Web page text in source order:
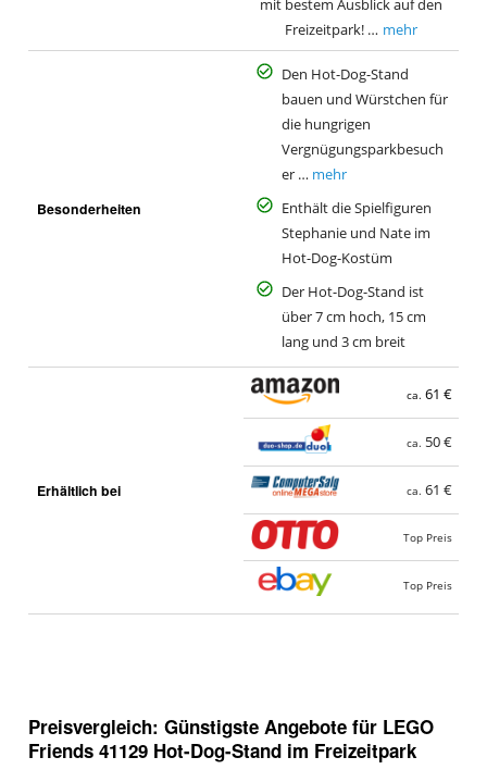
mit bestem Ausblick auf den
Freizeitpark! … mehr
Besonderheiten
Den Hot-Dog-Stand
bauen und Würstchen für
die hungrigen
Vergnügungsparkbesuch
er … mehr
Enthält die Spielfiguren
Stephanie und Nate im
Hot-Dog-Kostüm
Der Hot-Dog-Stand ist
über 7 cm hoch, 15 cm
lang und 3 cm breit
Erhältlich bei
ca. 61 €
ca. 50 €
ca. 61 €
Top Preis
Top Preis
Preisvergleich: Günstigste Angebote für LEGO
Friends 41129 Hot-Dog-Stand im Freizeitpark